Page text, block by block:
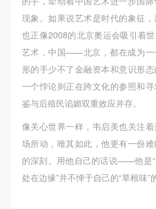
现象。如果说艺术是时代的象征
也正像2008的北京奧运会吸引着
艺术，中国——北京，都在成为一
形的手少不了金融资本和意识形
一个悖论则正在跨文化的参照和
鉴与后殖民谄媚双重效应并存。
像关心世界一样，韦启美也关注
场所动，唯其如此，他更有一份
的深刻。用他自己的话说——他是
处在边缘”并不惮于自己的“草根味”